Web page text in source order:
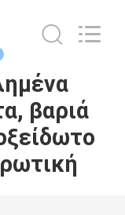
βαριά